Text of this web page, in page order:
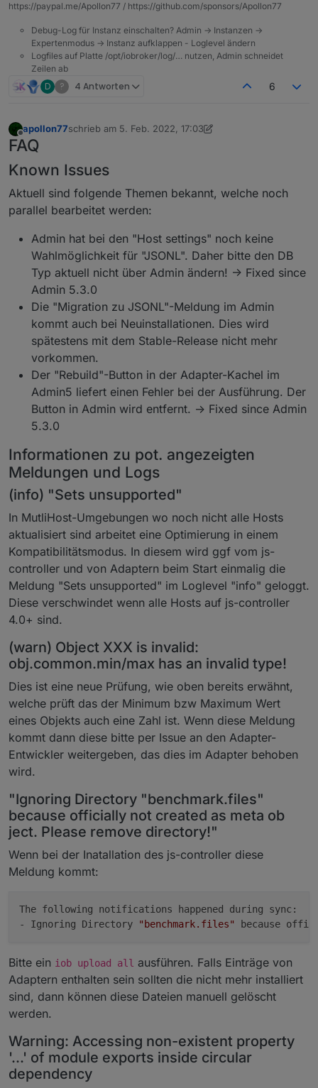
https://paypal.me/Apollon77 / https://github.com/sponsors/Apollon77
Debug-Log für Instanz einschalten? Admin -> Instanzen ->
Expertenmodus -> Instanz aufklappen - Loglevel ändern
Logfiles auf Platte /opt/iobroker/log/… nutzen, Admin schneidet
Zeilen ab
D ? 4 Antworten 6
Offline
apollon77schrieb am 5. Feb. 2022, 17:03
zuletzt editiert von apollon77
FAQ
Known Issues
Aktuell sind folgende Themen bekannt, welche noch
parallel bearbeitet werden:
Admin hat bei den "Host settings" noch keine
Wahlmöglichkeit für "JSONL". Daher bitte den DB
Typ aktuell nicht über Admin ändern! -> Fixed since
Admin 5.3.0
Die "Migration zu JSONL"-Meldung im Admin
kommt auch bei Neuinstallationen. Dies wird
spätestens mit dem Stable-Release nicht mehr
vorkommen.
Der "Rebuild"-Button in der Adapter-Kachel im
Admin5 liefert einen Fehler bei der Ausführung. Der
Button in Admin wird entfernt. -> Fixed since Admin
5.3.0
Informationen zu pot. angezeigten
Meldungen und Logs
(info) "Sets unsupported"
In MutliHost-Umgebungen wo noch nicht alle Hosts
aktualisiert sind arbeitet eine Optimierung in einem
Kompatibilitätsmodus. In diesem wird ggf vom js-
controller und von Adaptern beim Start einmalig die
Meldung "Sets unsupported" im Loglevel "info" geloggt.
Diese verschwindet wenn alle Hosts auf js-controller
4.0+ sind.
(warn) Object XXX is invalid:
obj.common.min/max has an invalid type!
Dies ist eine neue Prüfung, wie oben bereits erwähnt,
welche prüft das der Minimum bzw Maximum Wert
eines Objekts auch eine Zahl ist. Wenn diese Meldung
kommt dann diese bitte per Issue an den Adapter-
Entwickler weitergeben, das dies im Adapter behoben
wird.
"Ignoring Directory "benchmark.files"
because officially not created as meta ob
ject. Please remove directory!"
Wenn bei der Inatallation des js-controller diese
Meldung kommt:
The following notifications happened during sync:
- Ignoring Directory
"benchmark.files" because
Bitte ein iob upload all ausführen. Falls Einträge von
Adaptern enthalten sein sollten die nicht mehr installiert
sind, dann können diese Dateien manuell gelöscht
werden.
Warning: Accessing non-existent property
'...' of module exports inside circular
dependency